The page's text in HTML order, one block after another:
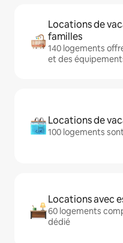
Locations de
familles
140 logements
et des
Locations de
100 logements
Locations avec
60 logements
dédié